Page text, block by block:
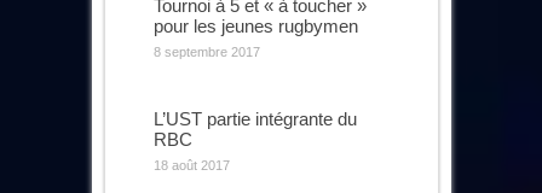
Tournoi à 5 et « à toucher »
pour les jeunes rugbymen
8 septembre 2017
L’UST partie intégrante du
RBC
18 août 2017